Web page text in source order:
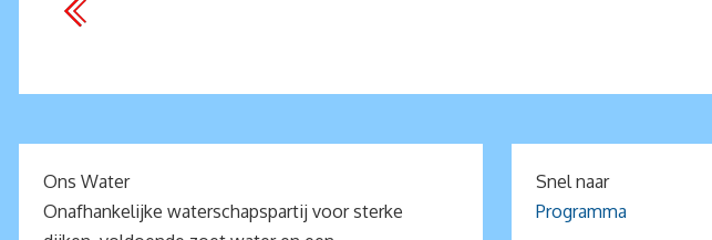
Ons Water
Onafhankelijke waterschapspartij voor sterke
Snel naar
Programma